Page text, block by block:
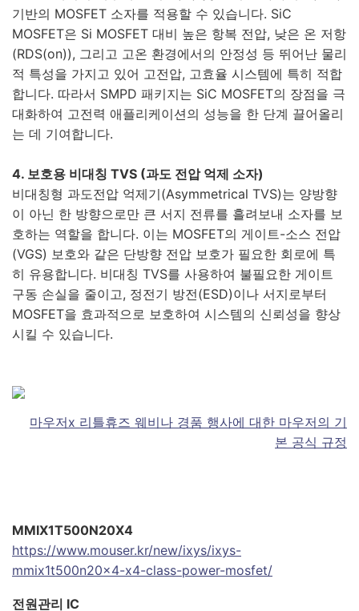
기반의 MOSFET 소자를 적용할 수 있습니다. SiC
MOSFET은 Si MOSFET 대비 높은 항복 전압, 낮은 온 저항
(RDS(on)), 그리고 고온 환경에서의 안정성 등 뛰어난 물리
적 특성을 가지고 있어 고전압, 고효율 시스템에 특히 적합
합니다. 따라서 SMPD 패키지는 SiC MOSFET의 장점을 극
대화하여 고전력 애플리케이션의 성능을 한 단계 끌어올리
는 데 기여합니다.
4. 보호용 비대칭 TVS (과도 전압 억제 소자)
비대칭형 과도전압 억제기(Asymmetrical TVS)는 양방향
이 아닌 한 방향으로만 큰 서지 전류를 흘려보내 소자를 보
호하는 역할을 합니다. 이는 MOSFET의 게이트-소스 전압
(VGS) 보호와 같은 단방향 전압 보호가 필요한 회로에 특
히 유용합니다. 비대칭 TVS를 사용하여 불필요한 게이트
구동 손실을 줄이고, 정전기 방전(ESD)이나 서지로부터
MOSFET을 효과적으로 보호하여 시스템의 신뢰성을 향상
시킬 수 있습니다.
마우저x 리틀휴즈 웨비나 경품 행사에 대한 마우저의 기
본 공식 규정
MMIX1T500N20X4
https://www.mouser.kr/new/ixys/ixys-
mmix1t500n20x4-x4-class-power-mosfet/
전원관리 IC